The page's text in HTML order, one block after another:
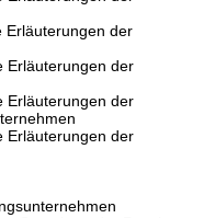
der
der
der
der